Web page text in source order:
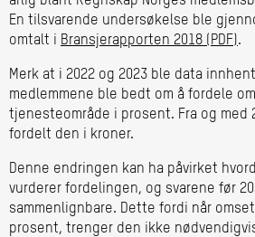
En tilsvarende undersøkelse ble
omtalt i Bransjerapporten 2018 (PDF).
Merk at i 2022 og 2023 ble data
medlemmene ble bedt om å fordele
tjenesteområde i prosent. Fra og med
fordelt den i kroner.
Denne endringen kan ha påvirket
vurderer fordelingen, og svarene før
sammenlignbare. Dette fordi når
prosent, trenger den ikke